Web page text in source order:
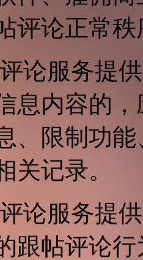
评论正常
论服务提
息内容的
、限制功
关记录。
论服务提
跟帖评论